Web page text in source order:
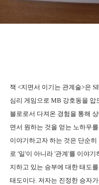
책 <지면서 이기는 관계술>은
심리 게임으로 MB 강호동을 압
블로로서 다져온 경험을 통해
면서 원하는 것을 얻는 노하우
이야기하고자 하는 것은 단순
로 '일'이 아니라 '관계'를 이야
지하고 있는 승부에 대한 태도
태도이다. 저자는 진정한 승자